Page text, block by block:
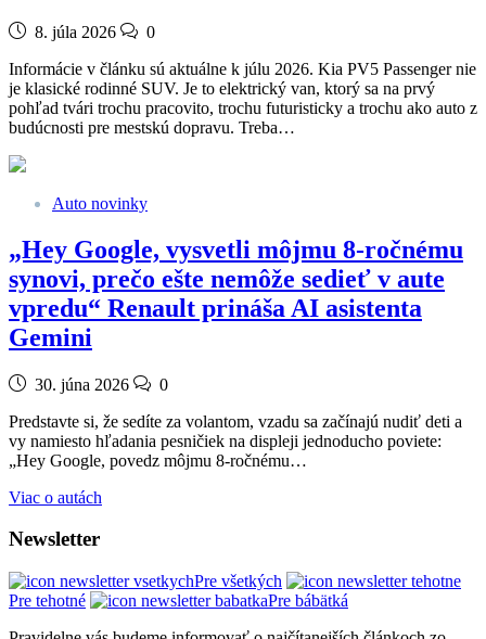
8. júla 2026
0
Informácie v článku sú aktuálne k júlu 2026. Kia PV5 Passenger nie
je klasické rodinné SUV. Je to elektrický van, ktorý sa na prvý
pohľad tvári trochu pracovito, trochu futuristicky a trochu ako auto z
budúcnosti pre mestskú dopravu. Treba…
Auto novinky
„Hey Google, vysvetli môjmu 8-ročnému
synovi, prečo ešte nemôže sedieť v aute
vpredu“ Renault prináša AI asistenta
Gemini
30. júna 2026
0
Predstavte si, že sedíte za volantom, vzadu sa začínajú nudiť deti a
vy namiesto hľadania pesničiek na displeji jednoducho poviete:
„Hey Google, povedz môjmu 8-ročnému…
Viac o autách
Newsletter
Pre všetkých
Pre tehotné
Pre bábätká